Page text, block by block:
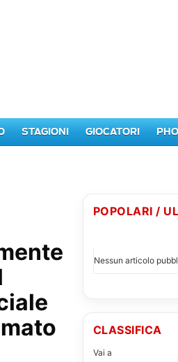
STAGIONI GIOCATORI
POPOLARI /
Nessun articolo
CLASSIFICA
Vai a